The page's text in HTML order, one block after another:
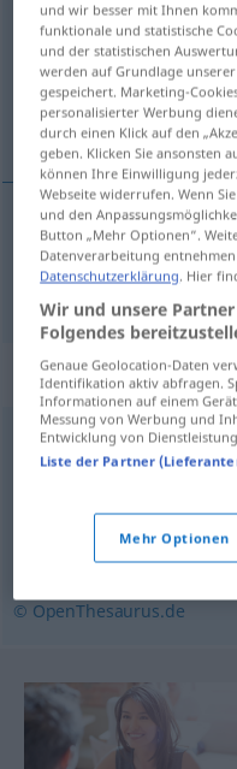
Übersicht aller
(Für mehr Details die
engel
engel Hürde
Synonyme
Gehege,Pferch,Koppel
,Hemmung,
© OpenThesaurus.de
und wir besser mit Ihnen
funktionale und statistische
und der statistischen
werden auf Grundlage
gespeichert. Marketing-
personalisierter Werbung
durch einen Klick auf den
geben. Klicken Sie ansonsten
können Ihre Einwilligung
Webseite widerrufen. Wenn
und den
Button „Mehr Optionen“.
Datenverarbeitung
Datenschutzerklärung. Hier
Wir und unsere
Folgendes
Genaue Geolocation-Daten
Identifikation aktiv abfragen.
Informationen auf einem
Messung von Werbung und
Entwicklung von
Liste der Partner
Mehr Optionen